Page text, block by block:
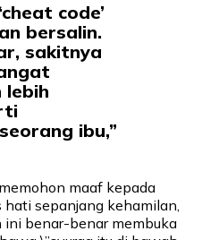
code’
bersalin.
sakitnya
lebih
ibu,”
maaf kepada
sepanjang kehamilan,
benar-benar membuka